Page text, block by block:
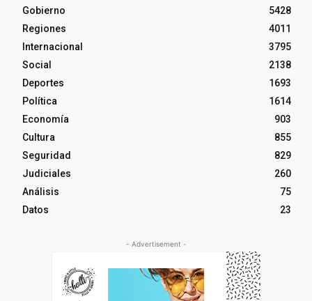
Gobierno
5428
Regiones
4011
Internacional
3795
Social
2138
Deportes
1693
Política
1614
Economía
903
Cultura
855
Seguridad
829
Judiciales
260
Análisis
75
Datos
23
- Advertisement -